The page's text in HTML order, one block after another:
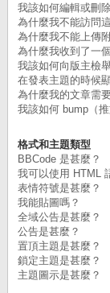
我該如何編輯或刪
為什麼我不能訪問
為什麼我不能上傳
為什麼我收到了一
我該如何向版主檢
在發表主題的時候
為什麼我的文章需
我該如何 bump（
格式和主題類型
BBCode 是甚麼？
我可以使用 HTML
表情符號是甚麼？
我能貼圖嗎？
全域公告是甚麼？
公告是甚麼？
置頂主題是甚麼？
鎖定主題是甚麼？
主題圖示是甚麼？